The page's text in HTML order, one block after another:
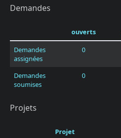
Demandes
ouverts
Demandes
assignées
0
Demandes
soumises
0
Projets
Projet